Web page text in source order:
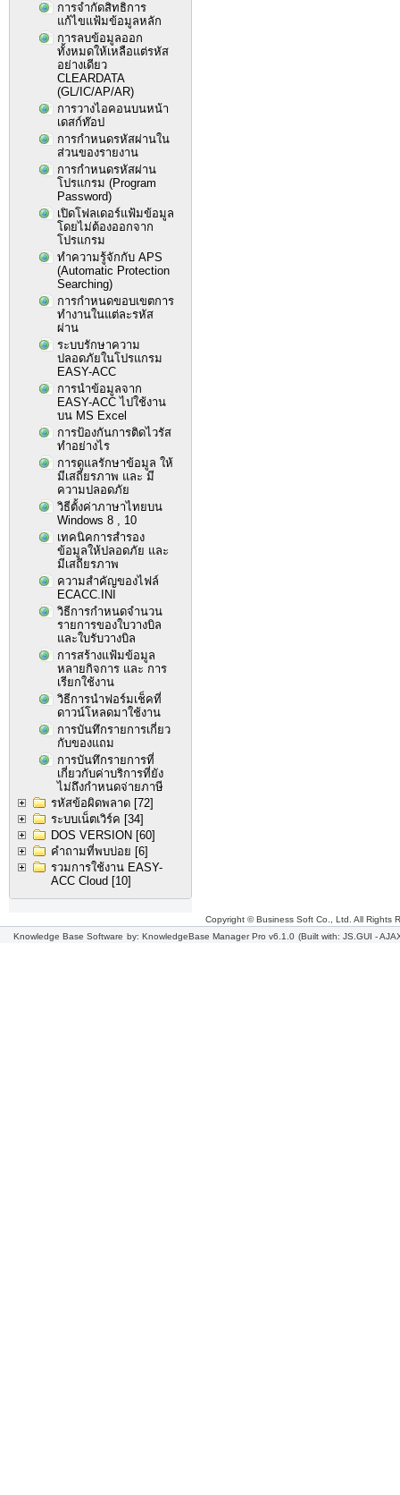
การจำกัดสิทธิการ
แก้ไขแฟ้มข้อมูลหลัก
การลบข้อมูลออก
ทั้งหมดให้เหลือแต่รหัส
อย่างเดียว
CLEARDATA
(GL/IC/AP/AR)
การวางไอคอนบนหน้า
เดสก์ท๊อป
การกำหนดรหัสผ่านใน
ส่วนของรายงาน
การกำหนดรหัสผ่าน
โปรแกรม (Program
Password)
เปิดโฟลเดอร์แฟ้มข้อมูล
โดยไม่ต้องออกจาก
โปรแกรม
ทำความรู้จักกับ APS
(Automatic Protection
Searching)
การกำหนดขอบเขตการ
ทำงานในแต่ละรหัส
ผ่าน
ระบบรักษาความ
ปลอดภัยในโปรแกรม
EASY-ACC
การนำข้อมูลจาก
EASY-ACC ไปใช้งาน
บน MS Excel
การป้องกันการติดไวรัส
ทำอย่างไร
การดูแลรักษาข้อมูล ให้
มีเสถียรภาพ และ มี
ความปลอดภัย
วิธีตั้งค่าภาษาไทยบน
Windows 8 , 10
เทคนิคการสำรอง
ข้อมูลให้ปลอดภัย และ
มีเสถียรภาพ
ความสำคัญของไฟล์
ECACC.INI
วิธีการกำหนดจำนวน
รายการของใบวางบิล
และใบรับวางบิล
การสร้างแฟ้มข้อมูล
หลายกิจการ และ การ
เรียกใช้งาน
วิธีการนำฟอร์มเช็คที่
ดาวน์โหลดมาใช้งาน
การบันทึกรายการเกี่ยว
กับของแถม
การบันทึกรายการที่
เกี่ยวกับค่าบริการที่ยัง
ไม่ถึงกำหนดจ่ายภาษี
รหัสข้อผิดพลาด [72]
ระบบเน็ตเวิร์ค [34]
DOS VERSION [60]
คำถามที่พบบ่อย [6]
รวมการใช้งาน EASY-
ACC Cloud [10]
Copyright © Business Soft Co., Ltd. All Rights
Knowledge Base Software by: KnowledgeBase Manager Pro v6.1.0 (Built with: JS.GUI -